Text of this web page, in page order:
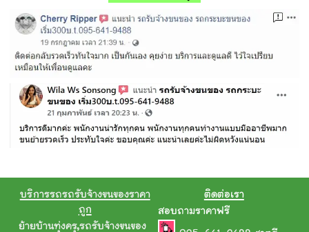
บริการรถรถรับจ้างขนของราคา
ถูก
ย้ายบ้านทุ่งครุ,รถรับจ้างขนของ
ติดต่อเรา
สอบถามราคาฟรี